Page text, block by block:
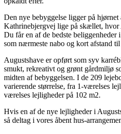
Den nye bebyggelse ligger på
Kathrinebjergvej lige på skællet,
Du får en af de bedste
som nærmeste nabo og kort afstand
Augustshave er opført som syv
smukt, rekreativt og grønt gårdmiljø
midten af bebyggelsen. I de 209
varierende størrelse, fra 1-værelses
værelses lejligheder på 102 m2.
Hvis en af de nye lejligheder i
så deltag i vores åbent hus-